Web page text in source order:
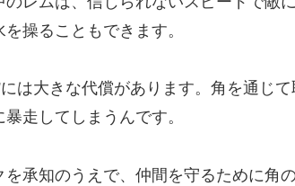
操ることもできます。
には大きな代償があります。角を通じ
走してしまうんです。
を承知のうえで、仲間を守るために角